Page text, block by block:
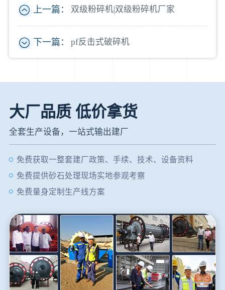
上一篇： 双级粉碎机|双级粉碎机厂家
下一篇： pf反击式破碎机
大厂品质 低价拿货
全套生产设备，一站式输出建厂
免费获取一整套建厂政策、手续、技术、设备资料
免费提供砂石处理现场实地参观考察
免费量身定制生产线方案